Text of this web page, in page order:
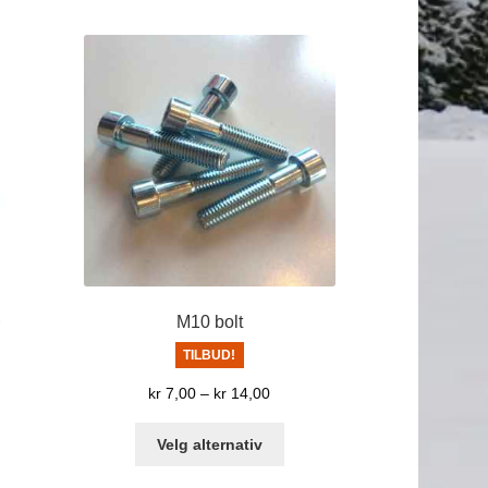
M10 bolt
TILBUD!
kr 7,00 – kr 14,00Prisområde:
Velg alternativ